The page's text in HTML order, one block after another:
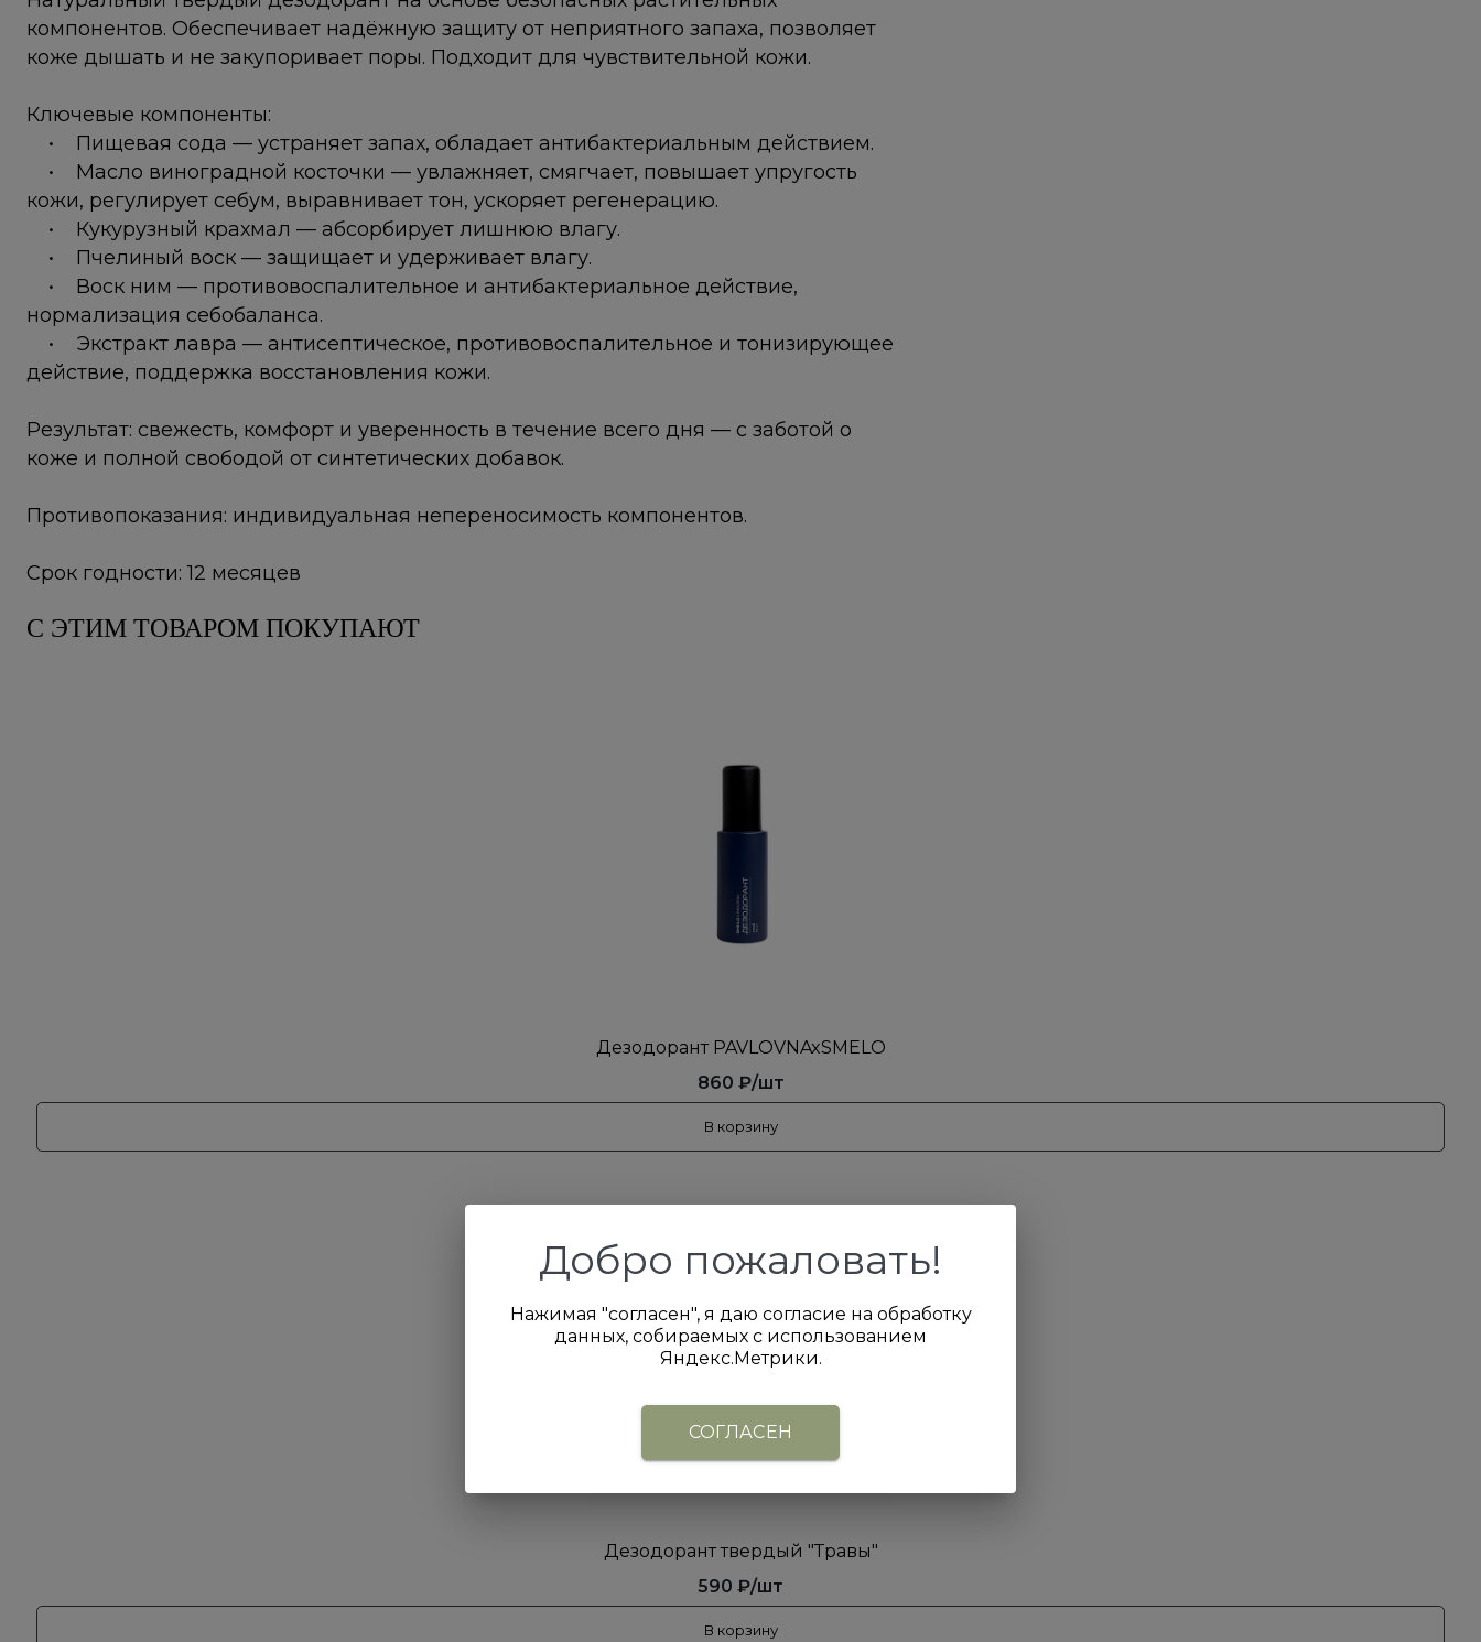
компонентов. Обеспечивает надёжную защиту от неприятного запаха, позволяет
коже дышать и не закупоривает поры. Подходит для чувствительной кожи.
Ключевые компоненты:
• Пищевая сода — устраняет запах, обладает антибактериальным действием.
• Масло виноградной косточки — увлажняет, смягчает, повышает упругость
кожи, регулирует себум, выравнивает тон, ускоряет регенерацию.
• Кукурузный крахмал — абсорбирует лишнюю влагу.
• Пчелиный воск — защищает и удерживает влагу.
• Воск ним — противовоспалительное и антибактериальное действие,
нормализация себобаланса.
• Экстракт лавра — антисептическое, противовоспалительное и тонизирующее
действие, поддержка восстановления кожи.
Результат: свежесть, комфорт и уверенность в течение всего дня — с заботой о
коже и полной свободой от синтетических добавок.
Противопоказания: индивидуальная непереносимость компонентов.
Срок годности: 12 месяцев
С ЭТИМ ТОВАРОМ ПОКУПАЮТ
Дезодорант PAVLOVNAxSMELO
860 ₽/шт
В корзину
Дезодорант твердый "Травы"
590 ₽/шт
В корзину
Добро пожаловать!
Нажимая "согласен", я даю согласие на обработку
данных, собираемых с использованием
Яндекс.Метрики.
СОГЛАСЕН